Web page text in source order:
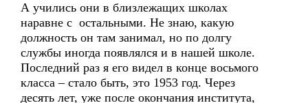
А учились они в близлежащих школах
наравне с остальными. Не знаю, какую
должность он там занимал, но по долгу
службы иногда появлялся и в нашей школе.
Последний раз я его видел в конце восьмого
класса – стало быть, это 1953 год. Через
десять лет, уже после окончания института,